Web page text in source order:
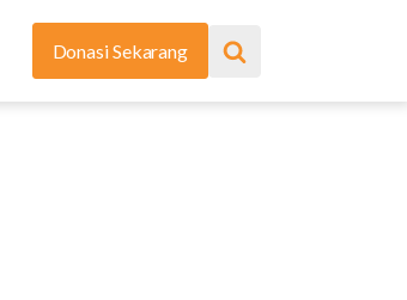
Donasi Sekarang